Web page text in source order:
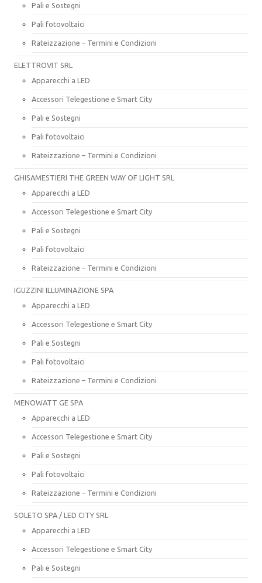
Pali e Sostegni
Pali fotovoltaici
Rateizzazione – Termini e Condizioni
ELETTROVIT SRL
Apparecchi a LED
Accessori Telegestione e Smart City
Pali e Sostegni
Pali fotovoltaici
Rateizzazione – Termini e Condizioni
GHISAMESTIERI THE GREEN WAY OF LIGHT SRL
Apparecchi a LED
Accessori Telegestione e Smart City
Pali e Sostegni
Pali fotovoltaici
Rateizzazione – Termini e Condizioni
IGUZZINI ILLUMINAZIONE SPA
Apparecchi a LED
Accessori Telegestione e Smart City
Pali e Sostegni
Pali fotovoltaici
Rateizzazione – Termini e Condizioni
MENOWATT GE SPA
Apparecchi a LED
Accessori Telegestione e Smart City
Pali e Sostegni
Pali fotovoltaici
Rateizzazione – Termini e Condizioni
SOLETO SPA / LED CITY SRL
Apparecchi a LED
Accessori Telegestione e Smart City
Pali e Sostegni